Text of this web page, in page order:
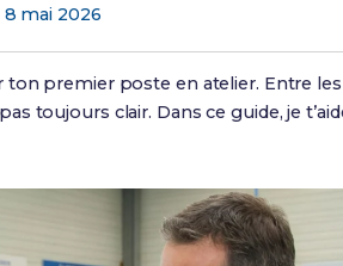
8 mai 2026
ton premier poste en atelier. Entre
pas toujours clair. Dans ce guide, je